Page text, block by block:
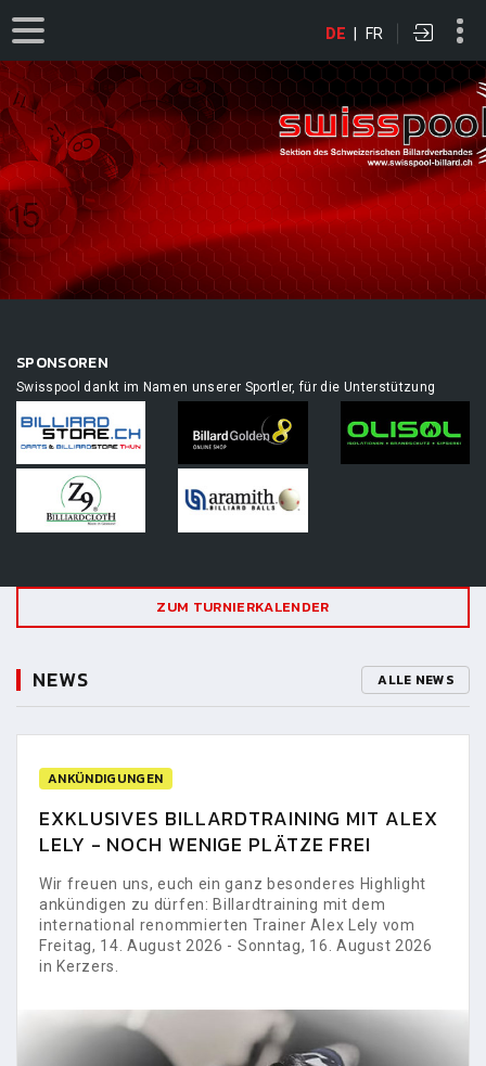
DE | FR
SPONSOREN
Swisspool dankt im Namen unserer Sportler, für die Unterstützung
ZUM TURNIERKALENDER
NEWS ALLE NEWS
ANKÜNDIGUNGEN
EXKLUSIVES BILLARDTRAINING MIT ALEX
LELY - NOCH WENIGE PLÄTZE FREI
Wir freuen uns, euch ein ganz besonderes Highlight
ankündigen zu dürfen: Billardtraining mit dem
international renommierten Trainer Alex Lely vom
Freitag, 14. August 2026 - Sonntag, 16. August 2026
in Kerzers.